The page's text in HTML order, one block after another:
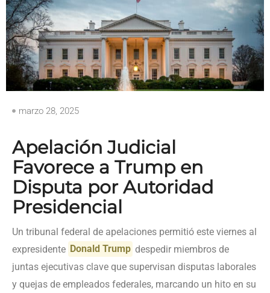
marzo 28, 2025
Apelación Judicial
Favorece a Trump en
Disputa por Autoridad
Presidencial
Un tribunal federal de apelaciones permitió este viernes al
expresidente Donald Trump despedir miembros de
juntas ejecutivas clave que supervisan disputas laborales
y quejas de empleados federales, marcando un hito en su